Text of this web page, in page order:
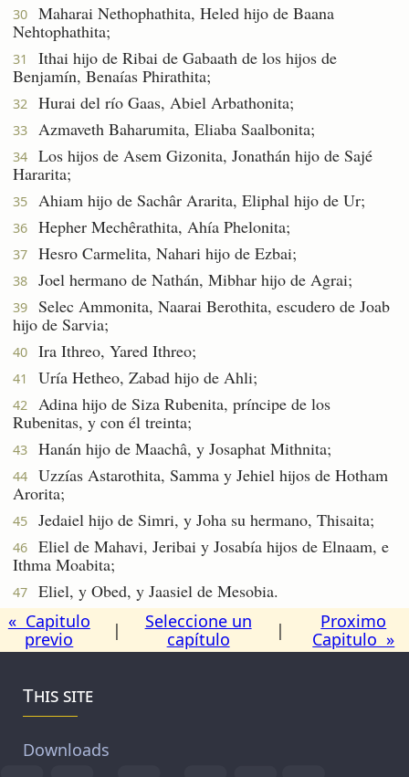
30
Maharai Nethophathita, Heled hijo de Baana
Nehtophathita;
31
Ithai hijo de Ribai de Gabaath de los hijos de
Benjamín, Benaías Phirathita;
32 Hurai del río Gaas, Abiel Arbathonita;
33 Azmaveth Baharumita, Eliaba Saalbonita;
34
Los hijos de Asem Gizonita, Jonathán hijo de Sajé
Hararita;
35 Ahiam hijo de Sachâr Ararita, Eliphal hijo de Ur;
36 Hepher Mechêrathita, Ahía Phelonita;
37 Hesro Carmelita, Nahari hijo de Ezbai;
38 Joel hermano de Nathán, Mibhar hijo de Agrai;
39
Selec Ammonita, Naarai Berothita, escudero de Joab
hijo de Sarvia;
40 Ira Ithreo, Yared Ithreo;
41 Uría Hetheo, Zabad hijo de Ahli;
42
Adina hijo de Siza Rubenita, príncipe de los
Rubenitas, y con él treinta;
43 Hanán hijo de Maachâ, y Josaphat Mithnita;
44
Uzzías Astarothita, Samma y Jehiel hijos de Hotham
Arorita;
45 Jedaiel hijo de Simri, y Joha su hermano, Thisaita;
46
Eliel de Mahavi, Jeribai y Josabía hijos de Elnaam, e
Ithma Moabita;
47
Eliel, y Obed, y Jaasiel de Mesobia.
« Capitulo
previo
|
Seleccione un
capítulo
|
Proximo
Capitulo »
This site
Downloads